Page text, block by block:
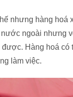
nhưng hàng hoá
ngoài nhưng
Hàng hoá có
làm việc.